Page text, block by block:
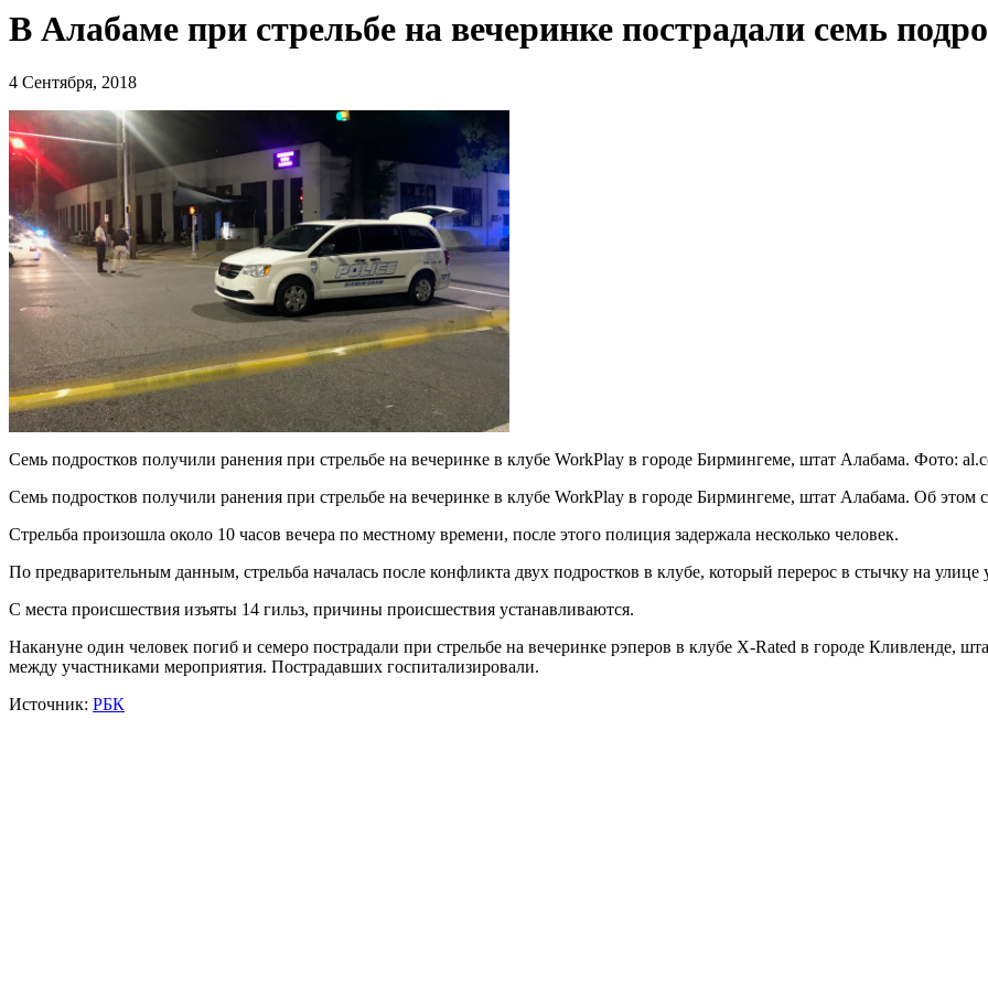
В Алабаме при стрельбе на вечеринке пострадали семь
4 Сентября, 2018
Семь подростков получили ранения при стрельбе на вечеринке в клубе WorkPlay в городе Бирмингеме, штат Алабама. Фото:
Семь подростков получили ранения при стрельбе на вечеринке в клубе WorkPlay в городе Бирмингеме, штат Алабама. Об
Стрельба произошла около 10 часов вечера по местному времени, после этого полиция задержала несколько человек.
По предварительным данным, стрельба началась после конфликта двух подростков в клубе, который перерос в стычку на улице
С места происшествия изъяты 14 гильз, причины происшествия устанавливаются.
Накануне один человек погиб и семеро пострадали при стрельбе на вечеринке рэперов в клубе X-Rated в городе Кливленде,
между участниками мероприятия. Пострадавших госпитализировали.
Источник: РБК